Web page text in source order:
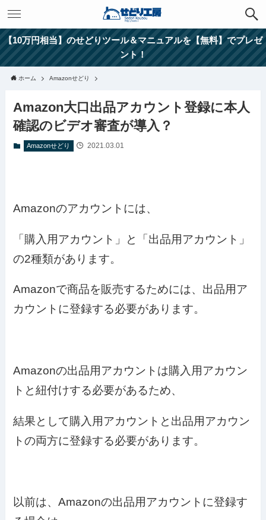
【10万円相当】のせどりツール＆マニュアルを【無料】でプレゼ
ント！
ホーム Amazonせどり
Amazon大口出品アカウント登録に本人
確認のビデオ審査が導入？
Amazonせどり 2021.03.01
Amazonのアカウントには、
「購入用アカウント」と「出品用アカウント」
の2種類があります。
Amazonで商品を販売するためには、出品用ア
カウントに登録する必要があります。
Amazonの出品用アカウントは購入用アカウン
トと紐付けする必要があるため、
結果として購入用アカウントと出品用アカウン
トの両方に登録する必要があります。
以前は、Amazonの出品用アカウントに登録す